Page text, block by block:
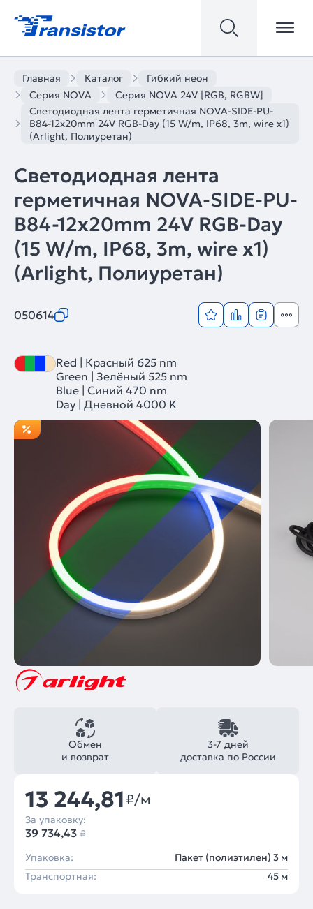
Главная Каталог
Гибкий неон
Серия NOVA
Серия NOVA 24V [RGB, RGBW]
Светодиодная лента герметичная NOVA-SIDE-PU-
B84-12x20mm 24V RGB-Day (15 W/m, IP68, 3m, wire x1)
(Arlight, Полиуретан)
Светодиодная лента
герметичная NOVA-SIDE-PU-
B84-12x20mm 24V RGB-Day
(15 W/m, IP68, 3m, wire x1)
(Arlight, Полиуретан)
050614
Red | Красный 625 nm
Green | Зелёный 525 nm
Blue | Синий 470 nm
Day | Дневной 4000 K
3-7 дней
доставка по России
Обмен
и возврат
13 244,81₽/м
За упаковку:
39 734,43 ₽
Упаковка:
Пакет (полиэтилен) 3 м
Транспортная:
45 м